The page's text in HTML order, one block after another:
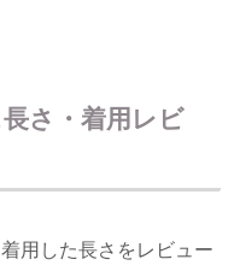
さ・着用レビ
用した長さをレビュー